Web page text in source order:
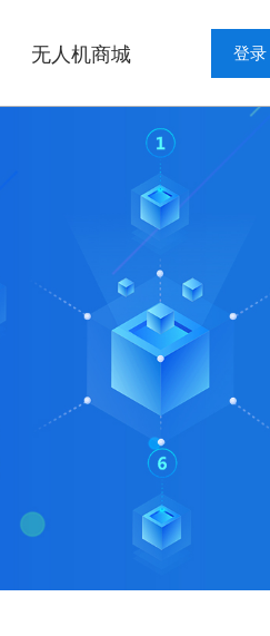
无人机商城 登录